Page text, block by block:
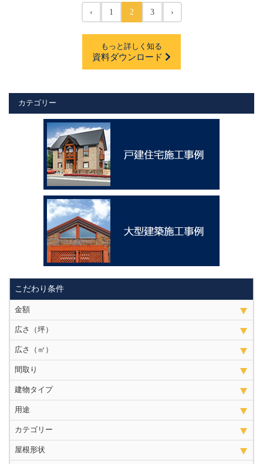
‹ 1 2 3 ›
もっと詳しく知る
資料ダウンロード
カテゴリー
こだわり条件
金額
広さ（坪）
広さ（㎡）
間取り
建物タイプ
用途
カテゴリー
屋根形状